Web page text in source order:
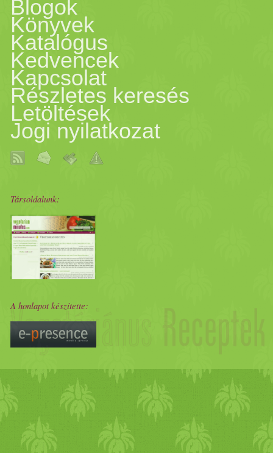
Blogok
Könyvek
Katalógus
Kedvencek
Kapcsolat
Részletes keresés
Letöltések
Jogi nyilatkozat
Társoldalunk:
A honlapot készítette: